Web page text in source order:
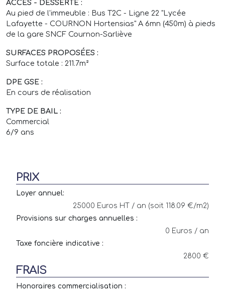
ACCÈS - DESSERTE :
Au pied de l'immeuble : Bus T2C - Ligne 22 "Lycée
Lafayette - COURNON Hortensias" A 6mn (450m) à pieds
de la gare SNCF Cournon-Sarliève
SURFACES PROPOSÉES :
Surface totale : 211.7m²
DPE GSE :
En cours de réalisation
TYPE DE BAIL :
Commercial
6/9 ans
PRIX
Loyer annuel:
25000 Euros HT / an (soit 118.09 €/m2)
Provisions sur charges annuelles :
0 Euros / an
Taxe foncière indicative :
2800 €
FRAIS
Honoraires commercialisation :